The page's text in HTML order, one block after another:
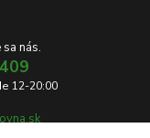
nás.
12-20:00